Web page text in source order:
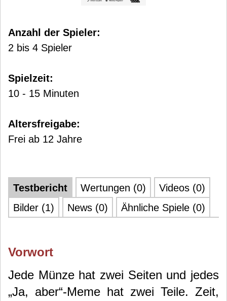
Anzahl der Spieler:
2 bis 4 Spieler
Spielzeit:
10 - 15 Minuten
Altersfreigabe:
Frei ab 12 Jahre
Testbericht Wertungen (0)
Videos (0)
Bilder (1)
News (0) Ähnliche Spiele (0)
Vorwort
Jede Münze hat zwei Seiten und jedes
„Ja, aber“-Meme hat zwei Teile. Zeit,